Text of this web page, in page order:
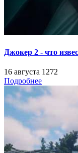
Джокер 2 - что
16 августа 1272
Подробнее